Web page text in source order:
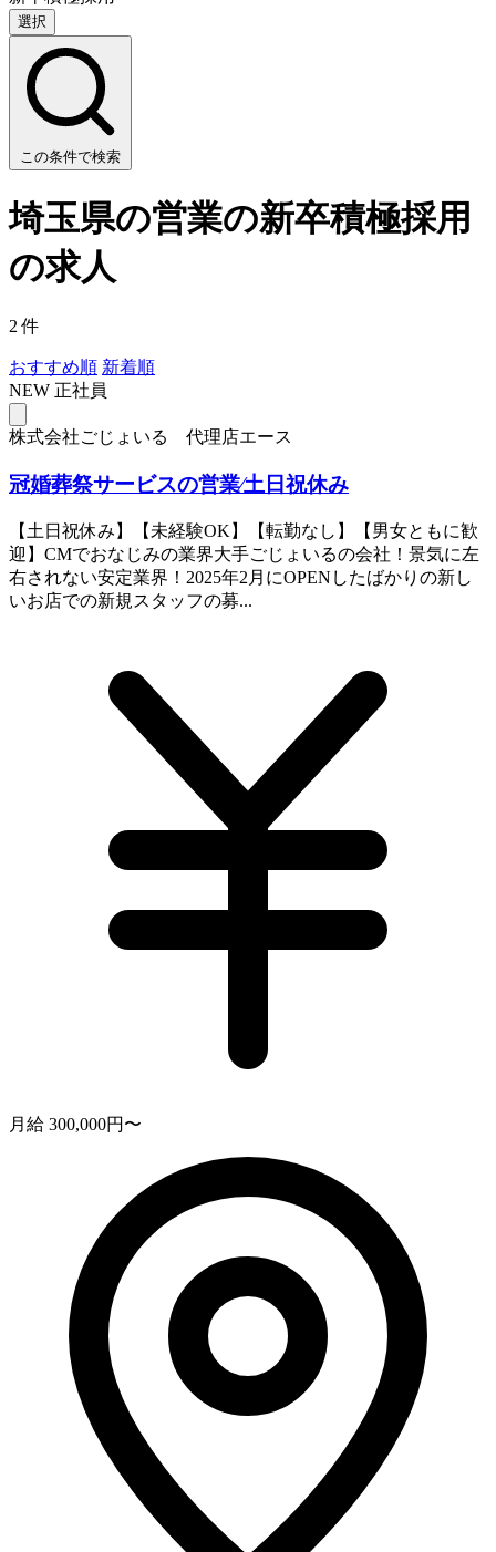
選択
この条件で検索
埼玉県の営業の新卒積極採用
の求人
2 件
おすすめ順 新着順
NEW 正社員
株式会社ごじょいる 代理店エース
冠婚葬祭サービスの営業∕⼟⽇祝休み
【土日祝休み】【未経験OK】【転勤なし】【男女ともに歓
迎】CMでおなじみの業界大手ごじょいるの会社！景気に左
右されない安定業界！2025年2月にOPENしたばかりの新し
いお店での新規スタッフの募...
月給 300,000円〜